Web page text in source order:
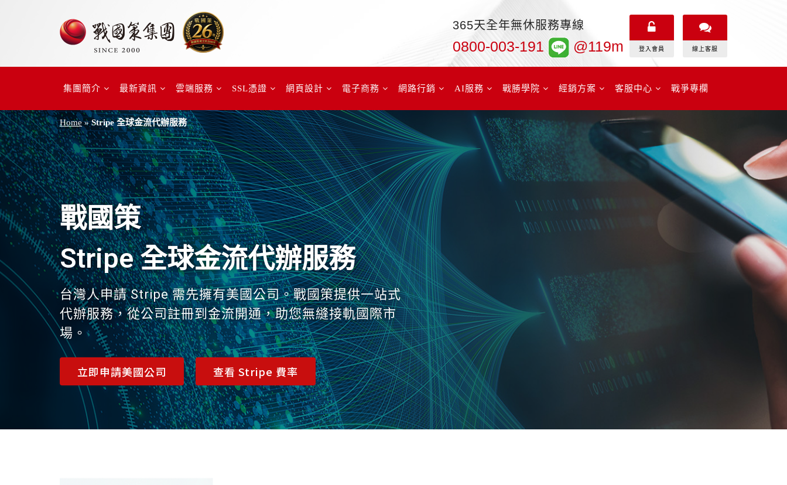
365天全年無休服務專線
0800-003-191 @119m 登入會員 線上客服
集團簡介 最新資訊 雲端服務 SSL憑證 網頁設計 電子商務 網路行銷 AI服務 戰勝學院 經銷方案 客服中心 戰爭專欄
Home»Stripe 全球金流代辦服務
戰國策
Stripe 全球金流代辦服務
台灣人申請 Stripe 需先擁有美國公司。戰國策提供一站式
代辦服務，從公司註冊到金流開通，助您無縫接軌國際市
場。
立即申請美國公司 查看 Stripe 費率